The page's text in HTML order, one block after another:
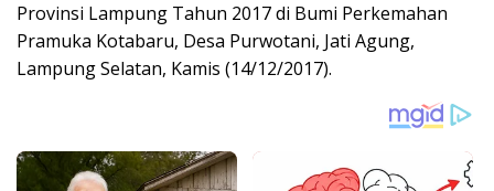
Provinsi Lampung Tahun 2017 di Bumi Perkemahan
Pramuka Kotabaru, Desa Purwotani, Jati Agung,
Lampung Selatan, Kamis (14/12/2017).